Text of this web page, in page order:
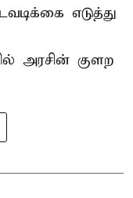
எடுத்து
அரசின் குளற